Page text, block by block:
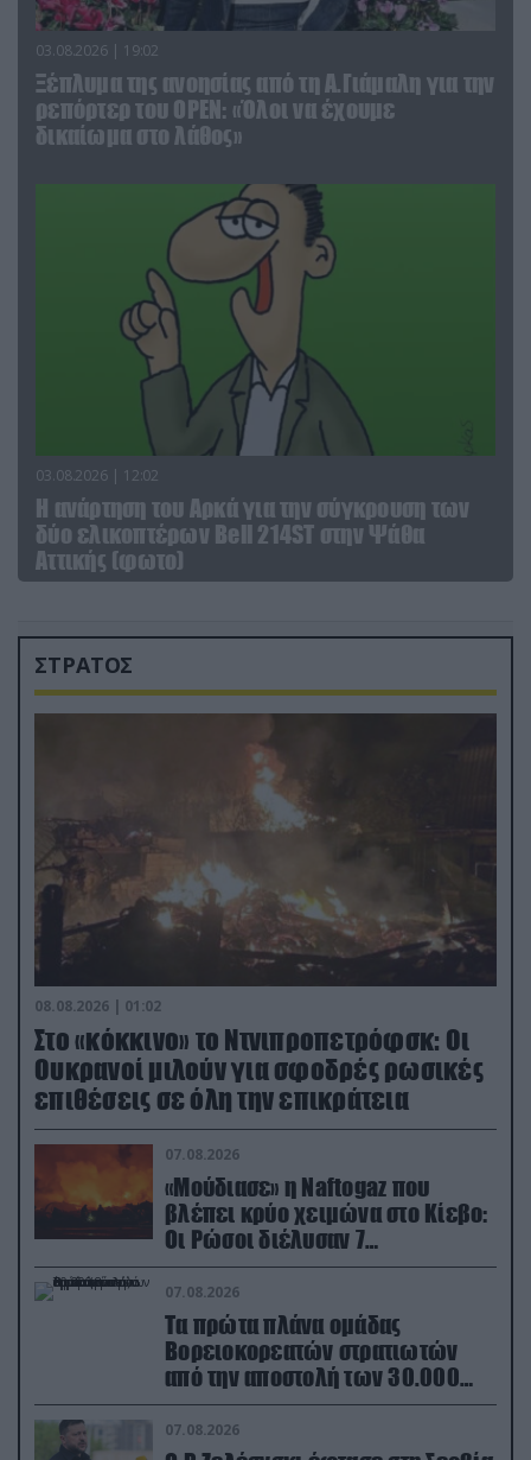
03.08.2026 | 19:02
Ξέπλυμα της ανοησίας από τη Α.Γιάμαλη για την
ρεπόρτερ του ΟΡΕΝ: «Όλοι να έχουμε
δικαίωμα στο λάθος»
03.08.2026 | 12:02
Η ανάρτηση του Αρκά για την σύγκρουση των
δύο ελικοπτέρων Bell 214ST στην Ψάθα
Αττικής (φωτο)
ΣΤΡΑΤΟΣ
08.08.2026 | 01:02
Στο «κόκκινο» το Ντνιπροπετρόφσκ: Οι
Ουκρανοί μιλούν για σφοδρές ρωσικές
επιθέσεις σε όλη την επικράτεια
07.08.2026
«Μούδιασε» η Naftogaz που
βλέπει κρύο χειμώνα στο Κίεβο:
Οι Ρώσοι διέλυσαν 7
εγκαταστάσεις του ουκρανικού
κολοσσού!
07.08.2026
Τα πρώτα πλάνα ομάδας
Βορειοκορεατών στρατιωτών
από την αποστολή των 30.000
που έφτασαν στη Ρωσία (βίντεο)
07.08.2026